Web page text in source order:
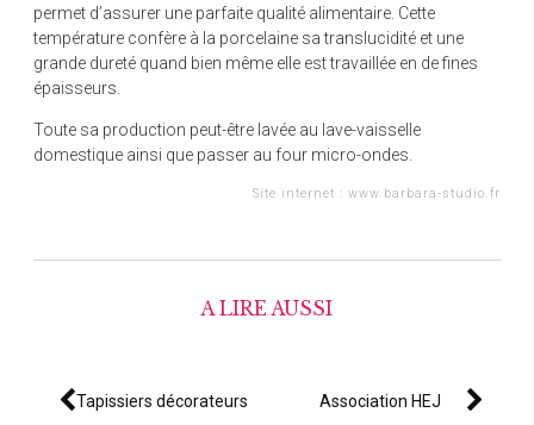
permet d’assurer une parfaite qualité alimentaire. Cette
température confère à la porcelaine sa translucidité et une
grande dureté quand bien même elle est travaillée en de fines
épaisseurs.
Toute sa production peut-être lavée au lave-vaisselle
domestique ainsi que passer au four micro-ondes.
Site internet : www.barbara-studio.fr
A LIRE AUSSI
Tapissiers décorateurs Association HEJ